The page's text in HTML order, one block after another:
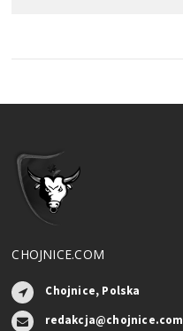
CHOJNICE.COM
Chojnice, Polska
redakcja@chojnice.com